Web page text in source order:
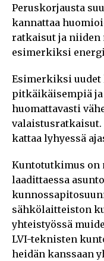
Peruskorjausta
kannattaa
ratkaisut ja niiden
esimerkiksi
Esimerkiksi uudet
pitkäikäisempiä
huomattavasti
valaistusratkaisut.
kattaa lyhyessä
Kuntotutkimus on
laadittaessa
sähkölaitteiston
yhteistyössä
LVI-teknisten
heidän kanssaan